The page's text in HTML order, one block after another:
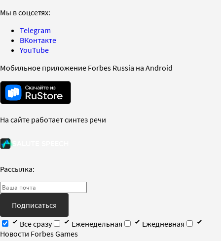
Мы в соцсетях:
Telegram
ВКонтакте
YouTube
Мобильное приложение Forbes Russia на Android
На сайте работает синтез речи
Рассылка:
Подписаться
Все сразу
Еженедельная
Ежедневная
Новости Forbes Games